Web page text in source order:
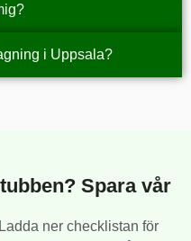
i Uppsala?
Spara vår
ner checklistan för